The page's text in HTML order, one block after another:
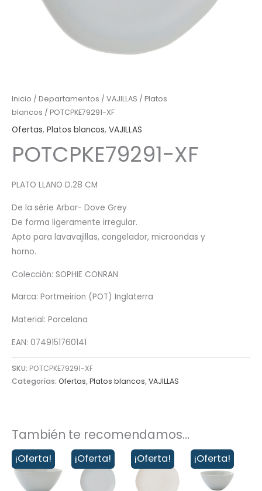
Inicio / Departamentos / VAJILLAS / Platos
blancos / POTCPKE79291-XF
Ofertas, Platos blancos, VAJILLAS
POTCPKE79291-XF
PLATO LLANO D.28 CM
De la série Arbor- Dove Grey
De forma ligeramente irregular.
Apto para lavavajillas, congelador, microondas y
horno.
Colección: SOPHIE CONRAN
Marca: Portmeirion (POT) Inglaterra
Material: Porcelana
EAN: 0749151760141
SKU: POTCPKE79291-XF
Categorías: Ofertas,Platos blancos,VAJILLAS
También te recomendamos…
¡Oferta! ¡Oferta! ¡Oferta! ¡Oferta!